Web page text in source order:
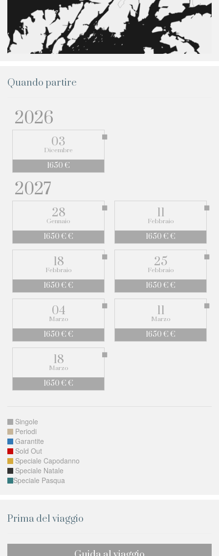
Quando partire
2026
03
Dicembre
1650 €
2027
28
Gennaio
1650 € €
11
Febbraio
1650 € €
18
Febbraio
1650 € €
25
Febbraio
1650 € €
04
Marzo
1650 € €
11
Marzo
1650 € €
18
Marzo
1650 € €
Singole
Periodi
Garantite
Sold Out
Speciale Capodanno
Speciale Natale
Speciale Pasqua
Prima del viaggio